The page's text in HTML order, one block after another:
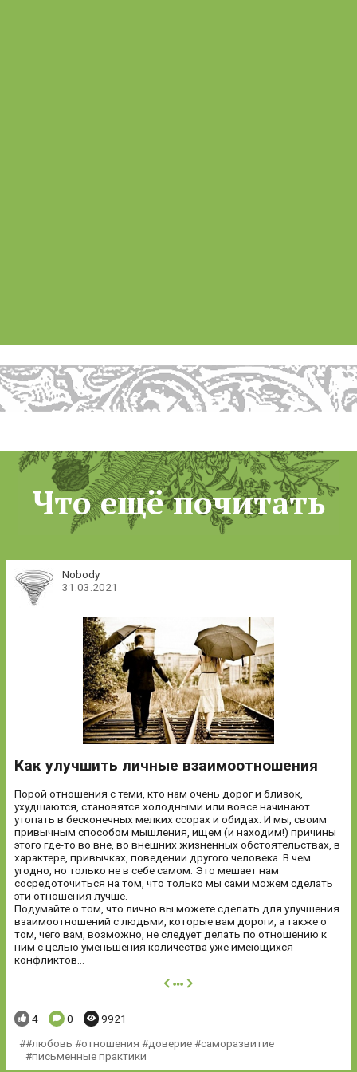
Что ещё почитать
Nobody
31.03.2021
Как улучшить личные взаимоотношения
Порой отношения с теми, кто нам очень дорог и близок,
ухудшаются, становятся холодными или вовсе начинают
утопать в бесконечных мелких ссорах и обидах. И мы, своим
привычным способом мышления, ищем (и находим!) причины
этого где-то во вне, во внешних жизненных обстоятельствах, в
характере, привычках, поведении другого человека. В чем
угодно, но только не в себе самом. Это мешает нам
сосредоточиться на том, что только мы сами можем сделать
эти отношения лучше.
Подумайте о том, что лично вы можете сделать для улучшения
взаимоотношений с людьми, которые вам дороги, а также о
том, чего вам, возможно, не следует делать по отношению к
ним с целью уменьшения количества уже имеющихся
конфликтов...
далее
Понравилось:
4 Комментариев:
0 Просмотров:
9921
#любовь #отношения #доверие #саморазвитие
#письменные практики